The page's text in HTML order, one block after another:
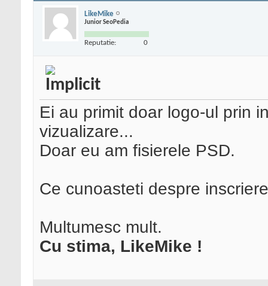
LikeMike
Junior SeoPedia
Reputatie: 0
Ei au primit doar logo-ul prin
vizualizare...
Doar eu am fisierele PSD.
Ce cunoasteti despre
Multumesc mult.
Cu stima, LikeMike !